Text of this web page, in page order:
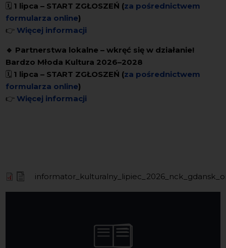
🗓️ 1 lipca – START ZGŁOSZEŃ (za pośrednictwem
formularza online)
👉Więcej informacji
🔹 Partnerstwa lokalne – wkręć się w działanie!
Bardzo Młoda Kultura 2026–2028
🗓️ 1 lipca – START ZGŁOSZEŃ (za pośrednictwem
formularza online)
👉Więcej informacji